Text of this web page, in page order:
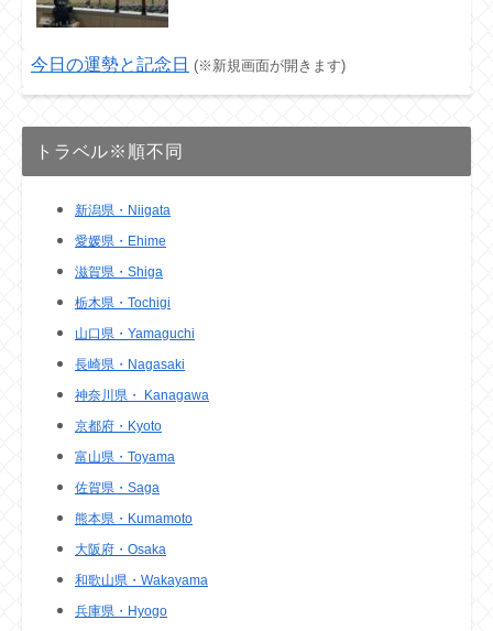
今日の運勢と記念日 (※新規画面が開きます)
トラベル※順不同
新潟県・Niigata
愛媛県・Ehime
滋賀県・Shiga
栃木県・Tochigi
山口県・Yamaguchi
長崎県・Nagasaki
神奈川県・ Kanagawa
京都府・Kyoto
富山県・Toyama
佐賀県・Saga
熊本県・Kumamoto
大阪府・Osaka
和歌山県・Wakayama
兵庫県・Hyogo